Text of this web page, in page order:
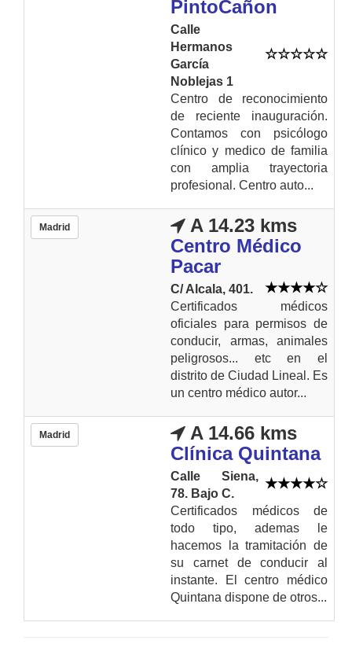
PintoCañon
Calle
Hermanos
García
Noblejas 1
Centro de reconocimiento
de reciente inauguración.
Contamos con psicólogo
clínico y medico de familia
con amplia trayectoria
profesional. Centro auto...
Madrid
A 14.23 kms
Centro Médico
Pacar
C/ Alcala, 401.
Certificados médicos
oficiales para permisos de
conducir, armas, animales
peligrosos... etc en el
distrito de Ciudad Lineal. Es
un centro médico autor...
Madrid
A 14.66 kms
Clínica Quintana
Calle Siena,
78. Bajo C.
Certificados médicos de
todo tipo, ademas le
hacemos la tramitación de
su carnet de conducir al
instante. El centro médico
Quintana dispone de otros...